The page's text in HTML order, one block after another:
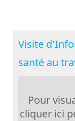
Visite
santé au
Pour
cliquer ici